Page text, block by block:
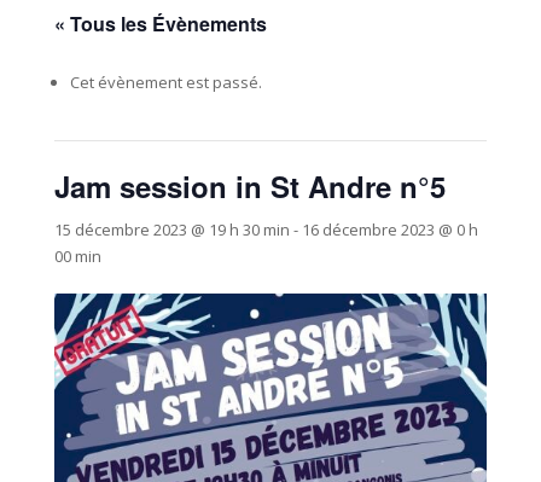
« Tous les Évènements
Cet évènement est passé.
Jam session in St Andre n°5
15 décembre 2023 @ 19 h 30 min - 16 décembre 2023 @ 0 h
00 min